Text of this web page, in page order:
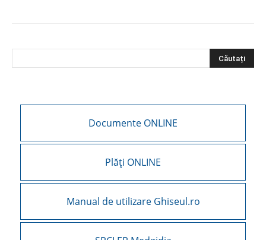
Documente ONLINE
Plăți ONLINE
Manual de utilizare Ghiseul.ro